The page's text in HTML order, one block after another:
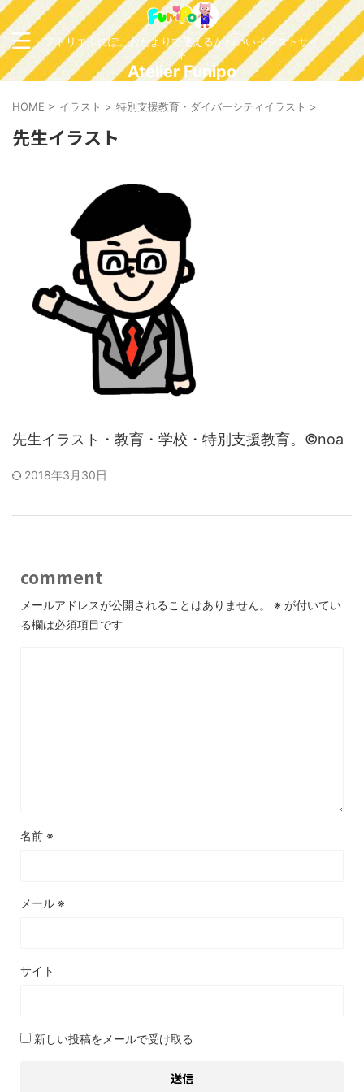
アトリエふにぽ。おたよりで使えるかわいいイラストサイ
ト
Atelier Funipo
HOME > イラスト > 特別支援教育・ダイバーシティイラスト >
先生イラスト
先生イラスト・教育・学校・特別支援教育。©noa
2018年3月30日
comment
メールアドレスが公開されることはありません。 ※ が付いてい
る欄は必須項目です
名前 ※
メール ※
サイト
新しい投稿をメールで受け取る